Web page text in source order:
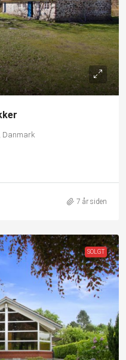
Danmark
7 år siden
SOLGT